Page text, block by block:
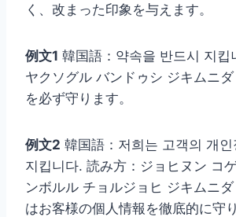
く、改まった印象を与えます。
例文1 韓国語：약속을 반드시 지킵
ヤクソグル バンドゥシ ジキムニ
を必ず守ります。
例文2 韓国語：저희는 고객의 개
지킵니다. 読み方：ジョヒヌン コ
ンボルル チョルジョヒ ジキムニ
はお客様の個人情報を徹底的に守り